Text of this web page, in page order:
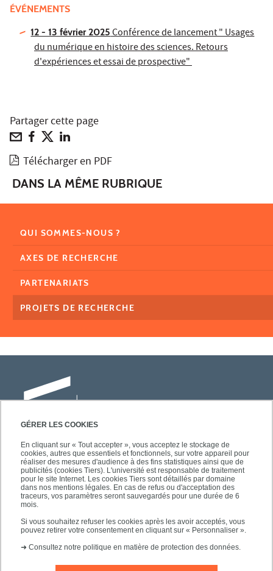
GÉRER LES COOKIES
En cliquant sur « Tout accepter », vous acceptez le stockage de
cookies, autres que essentiels et fonctionnels, sur votre appareil pour
réaliser des mesures d'audience à des fins statistiques ainsi que de
publicités (cookies Tiers). L'université est responsable de traitement
pour le site Internet. Les cookies Tiers sont détaillés par domaine
dans nos mentions légales. En cas de refus ou d'acceptation des
traceurs, vos paramètres seront sauvegardés pour une durée de 6
mois.
Si vous souhaitez refuser les cookies après les avoir acceptés, vous
pouvez retirer votre consentement en cliquant sur « Personnaliser ».
➜ Consultez notre politique en matière de protection des données.
ÉVÉNEMENTS
12 - 13 février 2025Conférence de lancement " Usages
du numérique en histoire des sciences. Retours
d'expériences et essai de prospective"
Partager cette page
Télécharger en PDF
DANS LA MÊME RUBRIQUE
QUI SOMMES-NOUS ?
AXES DE RECHERCHE
PARTENARIATS
PROJETS DE RECHERCHE
Université Paris-Est Créteil
Faculté des lettres, langues et sciences
humaines
61, avenue du Général de Gaulle
94010 Créteil